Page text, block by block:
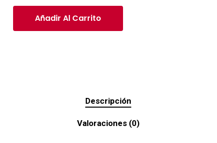
Añadir Al Carrito
Descripción
Valoraciones (0)